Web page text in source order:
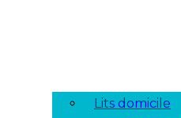
Lits domicile